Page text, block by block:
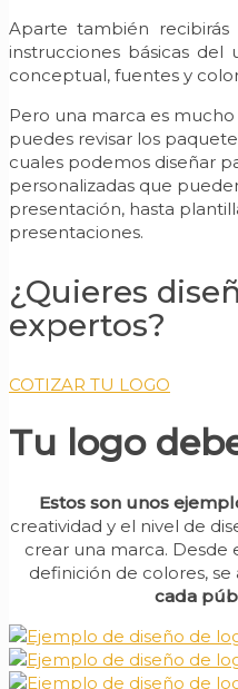
Aparte también
instrucciones básicas del
conceptual, fuentes y
Pero una marca es
puedes revisar los
cuales podemos diseñar
personalizadas que
presentación, hasta
presentaciones.
¿Quieres
expertos?
COTIZAR TU LOGO
Tu logo
Estos son unos
creatividad y el nivel de
crear una marca. Desde
definición de colores, se
cada